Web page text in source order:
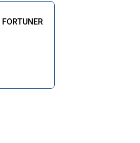
FORTUNER